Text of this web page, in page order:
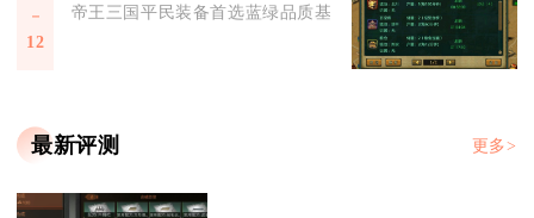
12
帝王三国平民装备首选蓝绿品质基础装、过渡用紫色散装与
最新评测 更多>